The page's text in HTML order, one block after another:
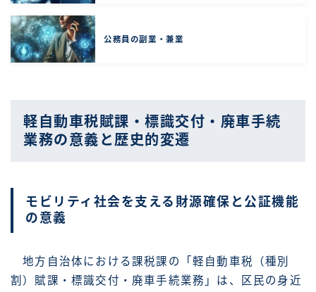
公務員の副業・兼業
軽自動車税賦課・標識交付・廃車手続
業務の意義と歴史的変遷
モビリティ社会を支える財源確保と公証機能
の意義
地方自治体における課税課の「軽自動車税（種別
割）賦課・標識交付・廃車手続業務」は、区民の身近